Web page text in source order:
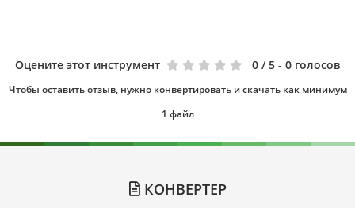
Оцените этот инструмент 0 / 5 - 0 голосов
Чтобы оставить отзыв, нужно конвертировать и скачать как минимум
1 файл
КОНВЕРТЕР